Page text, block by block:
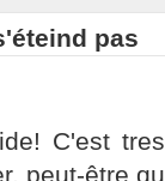
pas
C'est
peut-être